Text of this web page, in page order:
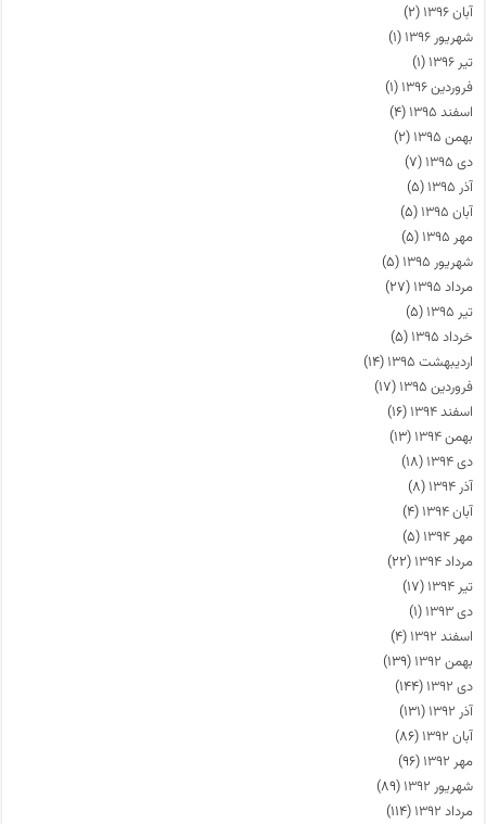
آبان ۱۳۹۶
(۲)
شهریور ۱۳۹۶
(۱)
تیر ۱۳۹۶
(۱)
فروردین ۱۳۹۶
(۱)
اسفند ۱۳۹۵
(۴)
بهمن ۱۳۹۵
(۲)
دی ۱۳۹۵
(۷)
آذر ۱۳۹۵
(۵)
آبان ۱۳۹۵
(۵)
مهر ۱۳۹۵
(۵)
شهریور ۱۳۹۵
(۵)
مرداد ۱۳۹۵
(۲۷)
تیر ۱۳۹۵
(۵)
خرداد ۱۳۹۵
(۵)
اردیبهشت ۱۳۹۵
(۱۴)
فروردین ۱۳۹۵
(۱۷)
اسفند ۱۳۹۴
(۱۶)
بهمن ۱۳۹۴
(۱۳)
دی ۱۳۹۴
(۱۸)
آذر ۱۳۹۴
(۸)
آبان ۱۳۹۴
(۴)
مهر ۱۳۹۴
(۵)
مرداد ۱۳۹۴
(۲۲)
تیر ۱۳۹۴
(۱۷)
دی ۱۳۹۳
(۱)
اسفند ۱۳۹۲
(۴)
بهمن ۱۳۹۲
(۱۳۹)
دی ۱۳۹۲
(۱۴۴)
آذر ۱۳۹۲
(۱۳۱)
آبان ۱۳۹۲
(۸۶)
مهر ۱۳۹۲
(۹۶)
شهریور ۱۳۹۲
(۸۹)
مرداد ۱۳۹۲
(۱۱۴)